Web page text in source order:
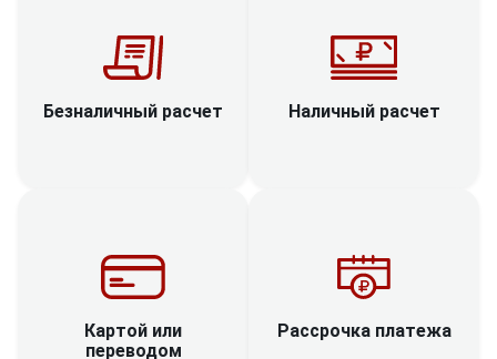
Безналичный расчет Наличный расчет
Картой или
переводом
Рассрочка платежа